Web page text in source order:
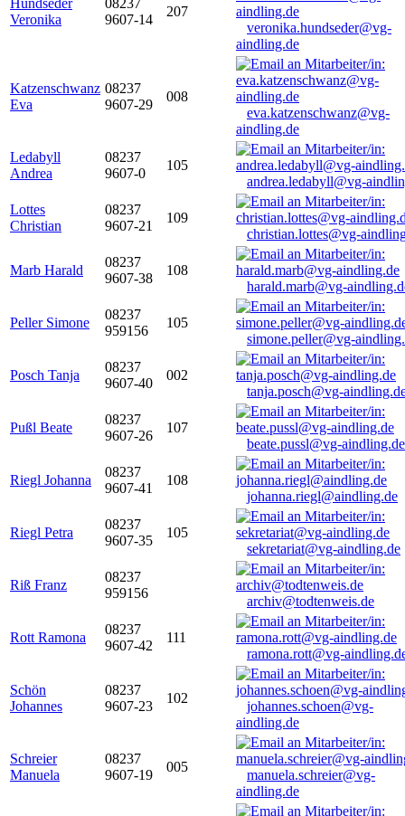
Hundseder
Veronika
08237
9607-14
207
veronika.hundseder@vg-
aindling.de
Katzenschwanz
Eva
08237
9607-29
008
eva.katzenschwanz@vg-
aindling.de
Ledabyll
Andrea
08237
9607-0
105
andrea.ledabyll@vg-
Lottes
Christian
08237
9607-21
109
christian.lottes@vg-
Marb Harald
08237
9607-38
108
harald.marb@vg-
Peller Simone
08237
959156
105
simone.peller@vg-
Posch Tanja
08237
9607-40
002
tanja.posch@vg-
Pußl Beate
08237
9607-26
107
beate.pussl@vg-aindling.de
Riegl Johanna
08237
9607-41
108
johanna.riegl@aindling.de
Riegl Petra
08237
9607-35
105
sekretariat@vg-aindling.de
Riß Franz
08237
959156
archiv@todtenweis.de
Rott Ramona
08237
9607-42
111
ramona.rott@vg-
Schön
Johannes
08237
9607-23
102
johannes.schoen@vg-
aindling.de
Schreier
Manuela
08237
9607-19
005
manuela.schreier@vg-
aindling.de